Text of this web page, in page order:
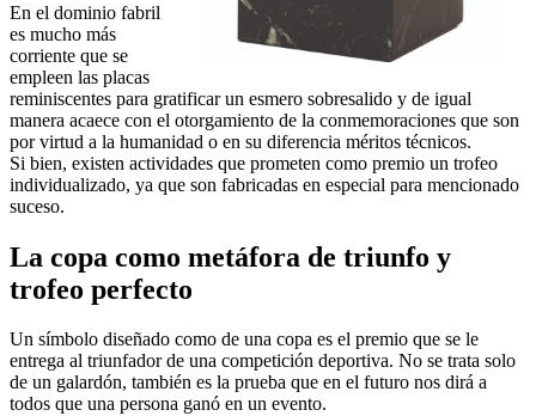
En el dominio fabril
es mucho más
corriente que se
empleen las placas
reminiscentes para gratificar un esmero sobresalido y de igual
manera acaece con el otorgamiento de la conmemoraciones que son
por virtud a la humanidad o en su diferencia méritos técnicos.
Si bien, existen actividades que prometen como premio un trofeo
individualizado, ya que son fabricadas en especial para mencionado
suceso.
La copa como metáfora de triunfo y
trofeo perfecto
Un símbolo diseñado como de una copa es el premio que se le
entrega al triunfador de una competición deportiva. No se trata solo
de un galardón, también es la prueba que en el futuro nos dirá a
todos que una persona ganó en un evento.